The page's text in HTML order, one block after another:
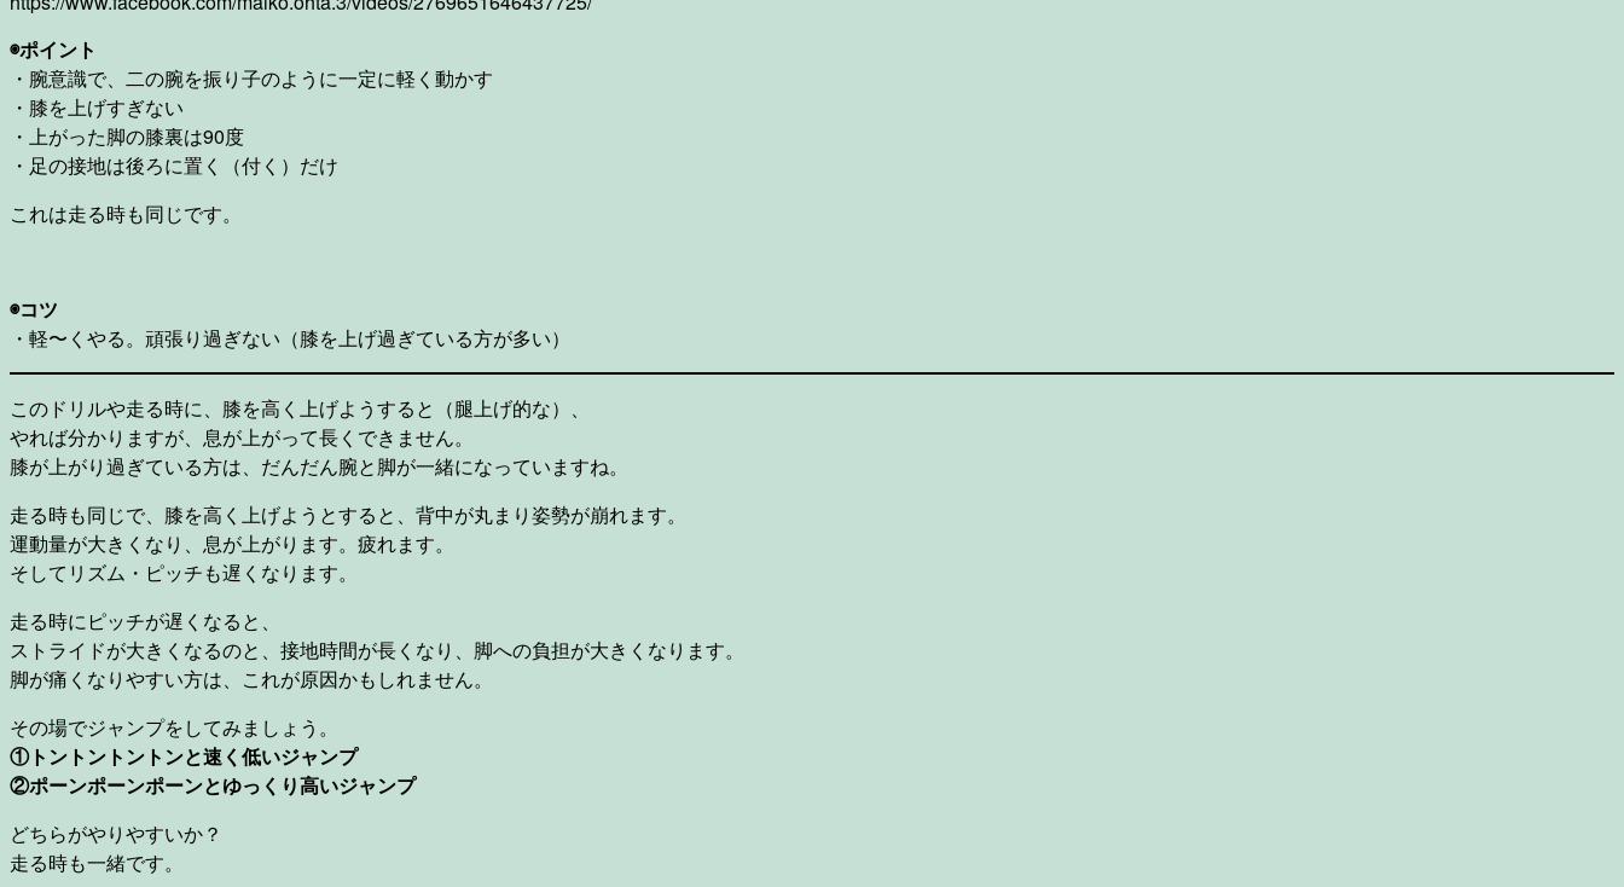
◉ポイント
・腕意識で、二の腕を振り子のように一定に軽く動かす
・膝を上げすぎない
・上がった脚の膝裏は90度
・足の接地は後ろに置く（付く）だけ
これは走る時も同じです。
◉コツ
・軽〜くやる。頑張り過ぎない（膝を上げ過ぎている方が多い）
このドリルや走る時に、膝を高く上げようすると（腿上げ的な）、
やれば分かりますが、息が上がって長くできません。
膝が上がり過ぎている方は、だんだん腕と脚が一緒になっていますね。
走る時も同じで、膝を高く上げようとすると、背中が丸まり姿勢が崩れます。
運動量が大きくなり、息が上がります。疲れます。
そしてリズム・ピッチも遅くなります。
走る時にピッチが遅くなると、
ストライドが大きくなるのと、接地時間が長くなり、脚への負担が大きくなります。
脚が痛くなりやすい方は、これが原因かもしれません。
その場でジャンプをしてみましょう。
①トントントントンと速く低いジャンプ
②ポーンポーンポーンとゆっくり高いジャンプ
どちらがやりやすいか？
走る時も一緒です。